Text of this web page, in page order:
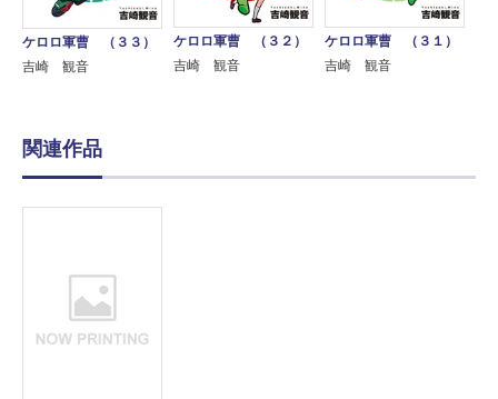
ケロロ軍曹 （３３）
吉崎 観音
ケロロ軍曹 （３２）
吉崎 観音
ケロロ軍曹 （３１）
吉崎 観音
関連作品